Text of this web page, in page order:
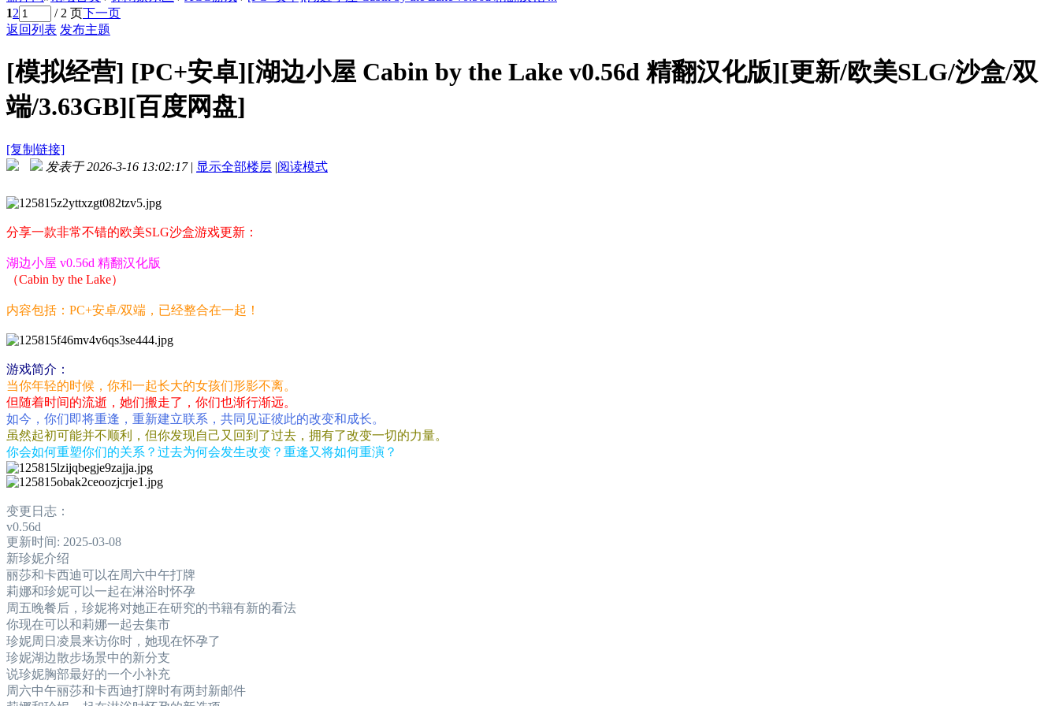
12 / 2 页下一页
返回列表 发布主题
[模拟经营] [PC+安卓][湖边小屋 Cabin by the Lake v0.56d 精翻汉化版][更新/欧美SLG/沙盒/双
端/3.63GB][百度网盘]
[复制链接]
发表于 2026-3-16 13:02:17 | 显示全部楼层 |阅读模式
分享一款非常不错的欧美SLG沙盒游戏更新：
湖边小屋 v0.56d 精翻汉化版
（Cabin by the Lake）
内容包括：PC+安卓/双端，已经整合在一起！
游戏简介：
当你年轻的时候，你和一起长大的女孩们形影不离。
但随着时间的流逝，她们搬走了，你们也渐行渐远。
如今，你们即将重逢，重新建立联系，共同见证彼此的改变和成长。
虽然起初可能并不顺利，但你发现自己又回到了过去，拥有了改变一切的力量。
你会如何重塑你们的关系？过去为何会发生改变？重逢又将如何重演？
变更日志：
v0.56d
更新时间: 2025-03-08
新珍妮介绍
丽莎和卡西迪可以在周六中午打牌
莉娜和珍妮可以一起在淋浴时怀孕
周五晚餐后，珍妮将对她正在研究的书籍有新的看法
你现在可以和莉娜一起去集市
珍妮周日凌晨来访你时，她现在怀孕了
珍妮湖边散步场景中的新分支
说珍妮胸部最好的一个小补充
周六中午丽莎和卡西迪打牌时有两封新邮件